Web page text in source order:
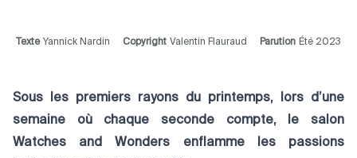
Texte Yannick Nardin Copyright Valentin Flauraud Parution Été 2023
Sous les premiers rayons du printemps, lors d’une
semaine où chaque seconde compte, le salon
Watches and Wonders enflamme les passions